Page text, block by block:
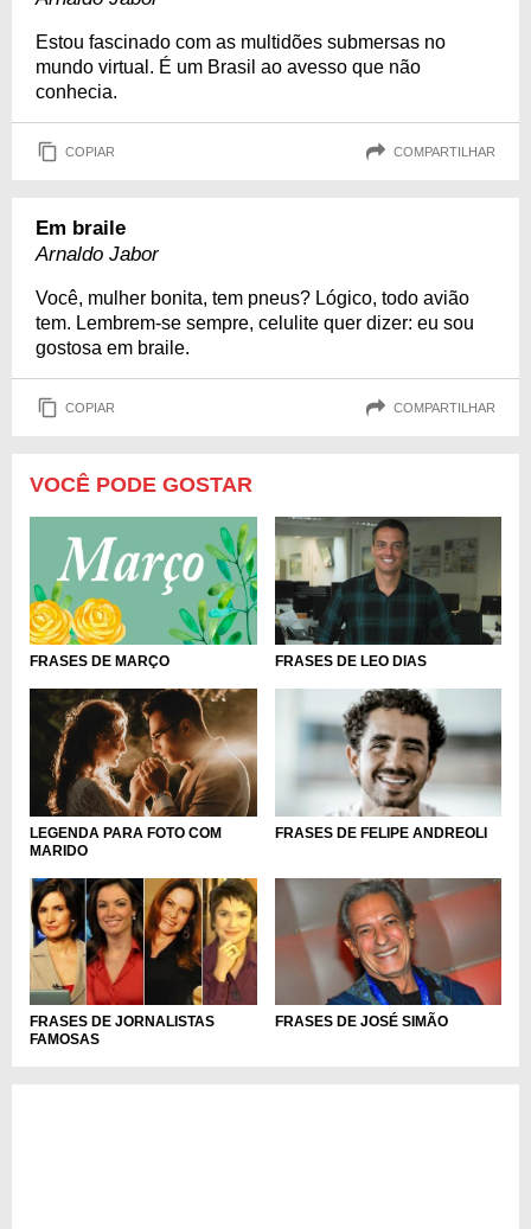
Estou fascinado com as multidões submersas no
mundo virtual. É um Brasil ao avesso que não
conhecia.
COPIAR COMPARTILHAR
Em braile
Arnaldo Jabor
Você, mulher bonita, tem pneus? Lógico, todo avião
tem. Lembrem-se sempre, celulite quer dizer: eu sou
gostosa em braile.
COPIAR COMPARTILHAR
VOCÊ PODE GOSTAR
FRASES DE MARÇO FRASES DE LEO DIAS
LEGENDA PARA FOTO COM
MARIDO
FRASES DE FELIPE ANDREOLI
FRASES DE JORNALISTAS
FAMOSAS
FRASES DE JOSÉ SIMÃO